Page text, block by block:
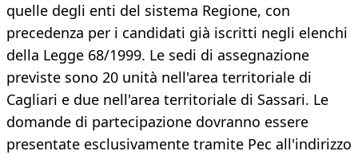
quelle degli enti del sistema Regione, con
precedenza per i candidati già iscritti negli elenchi
della Legge 68/1999. Le sedi di assegnazione
previste sono 20 unità nell'area territoriale di
Cagliari e due nell'area territoriale di Sassari. Le
domande di partecipazione dovranno essere
presentate esclusivamente tramite Pec all'indirizzo